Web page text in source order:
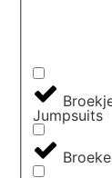
Jumpsuits